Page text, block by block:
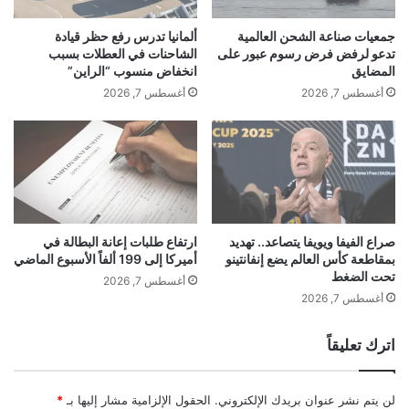
.ل
ا
ل
ر
ا
ض
ل
ل
ش
ا
ر
ك
ة
ي
ا
ل
ل
جمعيات صناعة الشحن العالمية
تدعو لرفض فرض رسوم عبور على
المضايق
أغسطس 7, 2026
ألمانيا تدرس رفع حظر قيادة
الشاحنات في العطلات بسبب
انخفاض منسوب “الراين”
أغسطس 7, 2026
صراع الفيفا ويويفا يتصاعد.. تهديد
بمقاطعة كأس العالم يضع إنفانتينو
تحت الضغط
أغسطس 7, 2026
ارتفاع طلبات إعانة البطالة في
أميركا إلى 199 ألفاً الأسبوع الماضي
أغسطس 7, 2026
اترك تعليقاً
لن يتم نشر عنوان بريدك الإلكتروني. الحقول الإلزامية مشار إليها بـ*